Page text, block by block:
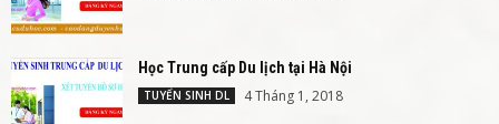
Học Trung cấp Du lịch tại Hà Nội
TUYỂN SINH DL 4 Tháng 1, 2018